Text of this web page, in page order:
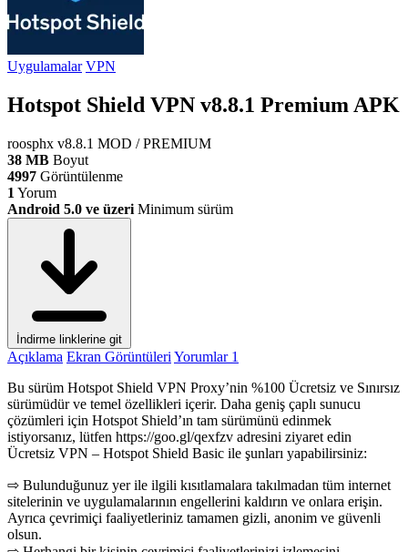
Uygulamalar VPN
Hotspot Shield VPN v8.8.1 Premium APK
roosphx v8.8.1 MOD / PREMIUM
38 MB Boyut
4997 Görüntülenme
1 Yorum
Android 5.0 ve üzeri Minimum sürüm
İndirme linklerine git
Açıklama Ekran Görüntüleri Yorumlar 1
Bu sürüm Hotspot Shield VPN Proxy’nin %100 Ücretsiz ve Sınırsız
sürümüdür ve temel özellikleri içerir. Daha geniş çaplı sunucu
çözümleri için Hotspot Shield’ın tam sürümünü edinmek
istiyorsanız, lütfen https://goo.gl/qexfzv adresini ziyaret edin
Ücretsiz VPN – Hotspot Shield Basic ile şunları yapabilirsiniz:
⇨ Bulunduğunuz yer ile ilgili kısıtlamalara takılmadan tüm internet
sitelerinin ve uygulamalarının engellerini kaldırın ve onlara erişin.
Ayrıca çevrimiçi faaliyetleriniz tamamen gizli, anonim ve güvenli
olsun.